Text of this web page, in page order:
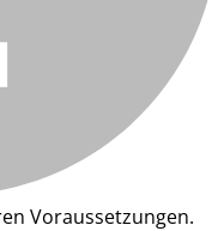
Voraussetzungen.